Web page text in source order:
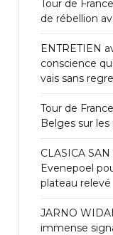
Tour de
de rébellion
ENTRETIEN
conscience
vais sans
Tour de
Belges sur
CLASICA
Evenepoel
plateau relevé
JARNO
immense